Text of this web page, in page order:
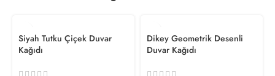
Siyah Tutku Çiçek Duvar
Kağıdı
Dikey Geometrik Desenli
Duvar Kağıdı